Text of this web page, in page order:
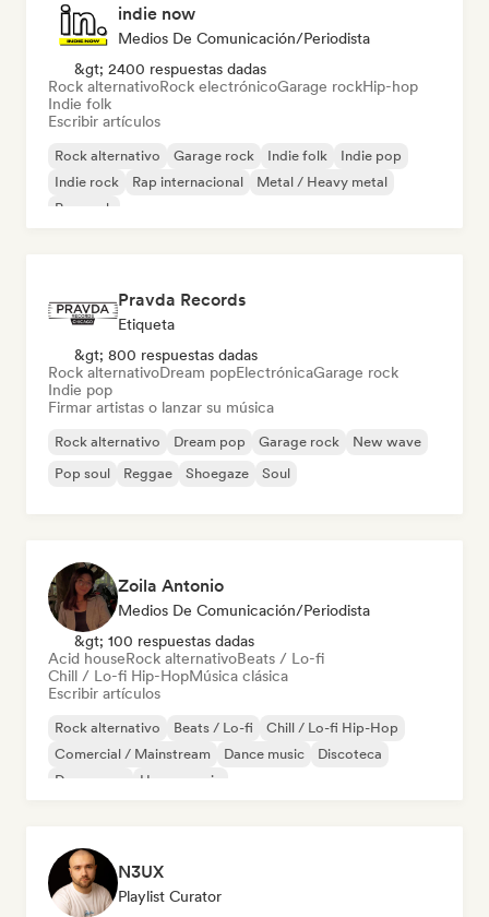
indie now
Medios De Comunicación/Periodista
&gt; 2400 respuestas dadas
Rock alternativoRock electrónicoGarage rockHip-hop
Indie folk
Escribir artículos
Rock alternativo Garage rock Indie folk
Indie pop
Indie rock
Rap internacional
Metal / Heavy metal
Pop rock
Pravda Records
Etiqueta
&gt; 800 respuestas dadas
Rock alternativoDream popElectrónicaGarage rock
Indie pop
Firmar artistas o lanzar su música
Rock alternativo Dream pop Garage rock
New wave
Pop soul
Reggae Shoegaze Soul
Zoila Antonio
Medios De Comunicación/Periodista
&gt; 100 respuestas dadas
Acid houseRock alternativoBeats / Lo-fi
Chill / Lo-fi Hip-HopMúsica clásica
Escribir artículos
Rock alternativo Beats / Lo-fi
Chill / Lo-fi Hip-Hop
Comercial / Mainstream
Dance music
Discoteca
Dream pop
House music
N3UX
Playlist Curator